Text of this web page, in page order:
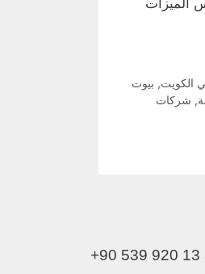
الكويت, بيوت
, شركات
+90 539 920 13